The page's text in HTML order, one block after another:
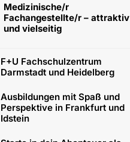
Medizinische/r
Fachangestellte/r – attraktiv
und vielseitig
F+U Fachschulzentrum
Darmstadt und Heidelberg
Ausbildungen mit Spaß und
Perspektive in Frankfurt und
Idstein